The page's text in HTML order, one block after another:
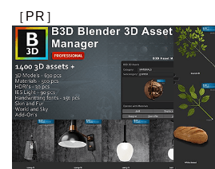
［PR］